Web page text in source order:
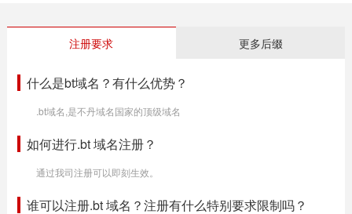
注册要求 更多后缀
什么是bt域名？有什么优势？
.bt域名,是不丹域名国家的顶级域名
如何进行.bt 域名注册？
通过我司注册可以即刻生效。
谁可以注册.bt 域名？注册有什么特别要求限制吗？